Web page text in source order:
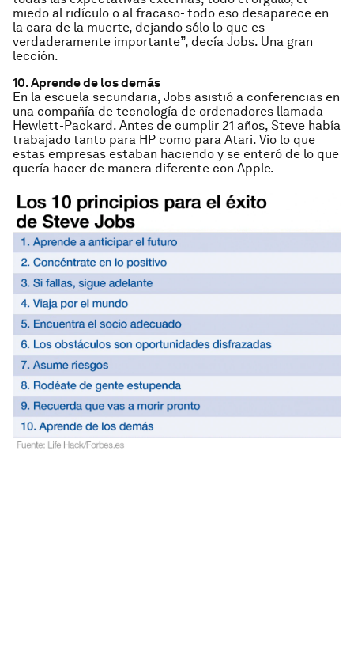
miedo al ridículo o al fracaso- todo eso desaparece en
la cara de la muerte, dejando sólo lo que es
verdaderamente importante”, decía Jobs. Una gran
lección.
10. Aprende de los demás
En la escuela secundaria, Jobs asistió a conferencias en
una compañía de tecnología de ordenadores llamada
Hewlett-Packard. Antes de cumplir 21 años, Steve había
trabajado tanto para HP como para Atari. Vio lo que
estas empresas estaban haciendo y se enteró de lo que
quería hacer de manera diferente con Apple.